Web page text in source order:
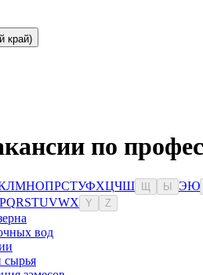
край)
по
ЛМНОПРСТУФХЦЧШ Ы ЭЮ
PQRSTUVWX Y Z
вод
сырья